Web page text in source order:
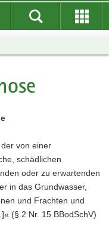
von einer
schädlichen
oder zu erwartenden
in das Grundwasser,
und Frachten und
(§ 2 Nr. 15 BBodSchV)